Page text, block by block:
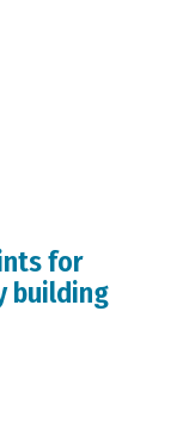
for
building